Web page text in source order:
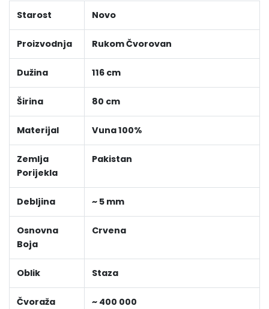
Starost Novo
Proizvodnja Rukom Čvorovan
Dužina 116 cm
Širina 80 cm
Materijal Vuna 100%
Zemlja
Porijekla
Pakistan
Debljina ~ 5 mm
Osnovna
Boja
Crvena
Oblik Staza
Čvoraža
~ 400 000